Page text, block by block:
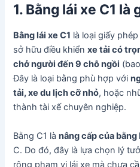
1. Bằng lái xe C1 là
Bằng lái xe C1 là loại giấy
sở hữu điều khiểnxe tải có
chở người đến 9 chỗ ngồi
Đây là loại bằng phù hợp với
tải, xe du lịch cỡ nhỏ, hoặc
thành tài xế chuyên nghiệp.
Bằng C1 lànâng cấp của bằng
C. Do đó, đây là lựa chọn lý
rộng phạm vi lái xe mà chưa